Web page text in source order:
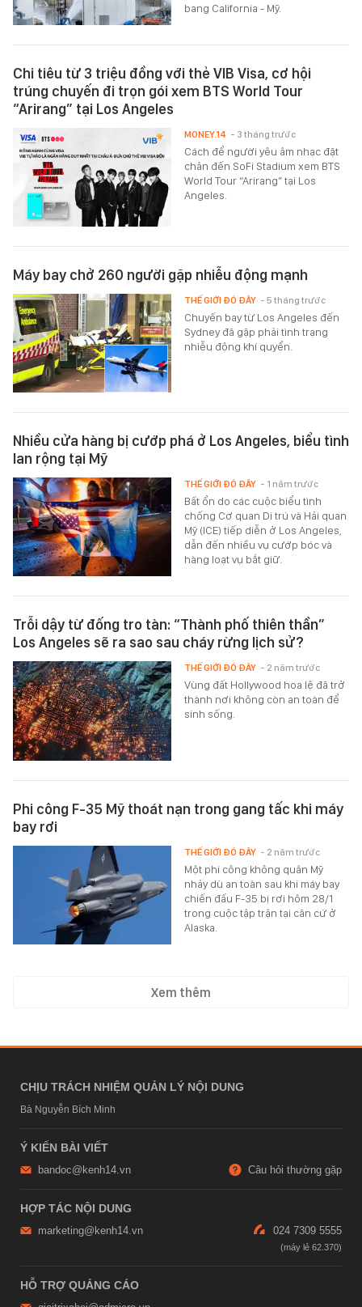
bang California - Mỹ.
Chi tiêu từ 3 triệu đồng với thẻ VIB Visa, cơ hội
trúng chuyến đi trọn gói xem BTS World Tour
“Arirang” tại Los Angeles
Cách để người yêu âm nhạc đặt
chân đến SoFi Stadium xem BTS
World Tour “Arirang” tại Los
Angeles.
MONEY.14 - 3 tháng trước
Máy bay chở 260 người gặp nhiễu động mạnh
Chuyến bay từ Los Angeles đến
Sydney đã gặp phải tình trạng
nhiễu động khí quyển.
THẾ GIỚI ĐÓ ĐÂY - 5 tháng trước
Nhiều cửa hàng bị cướp phá ở Los Angeles, biểu tình
lan rộng tại Mỹ
Bất ổn do các cuộc biểu tình
chống Cơ quan Di trú và Hải quan
Mỹ (ICE) tiếp diễn ở Los Angeles,
dẫn đến nhiều vụ cướp bóc và
hàng loạt vụ bắt giữ.
THẾ GIỚI ĐÓ ĐÂY - 1 năm trước
Trỗi dậy từ đống tro tàn: “Thành phố thiên thần”
Los Angeles sẽ ra sao sau cháy rừng lịch sử?
Vùng đất Hollywood hoa lệ đã trở
thành nơi không còn an toàn để
sinh sống.
THẾ GIỚI ĐÓ ĐÂY - 2 năm trước
Phi công F-35 Mỹ thoát nạn trong gang tấc khi máy
bay rơi
Một phi công không quân Mỹ
nhảy dù an toàn sau khi máy bay
chiến đấu F-35 bị rơi hôm 28/1
trong cuộc tập trận tại căn cứ ở
Alaska.
THẾ GIỚI ĐÓ ĐÂY - 2 năm trước
Xem thêm
CHỊU TRÁCH NHIỆM QUẢN LÝ NỘI DUNG
Bà Nguyễn Bích Minh
Ý KIẾN BÀI VIẾT
bandoc@kenh14.vn Câu hỏi thường gặp
HỢP TÁC NỘI DUNG
marketing@kenh14.vn 024 7309 5555
HỖ TRỢ QUẢNG CÁO